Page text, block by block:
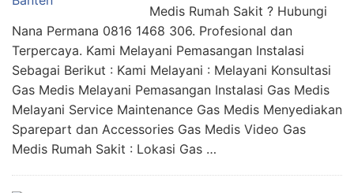
Medis Rumah Sakit ? Hubungi
Nana Permana 0816 1468 306. Profesional dan
Terpercaya. Kami Melayani Pemasangan Instalasi
Sebagai Berikut : Kami Melayani : Melayani Konsultasi
Gas Medis Melayani Pemasangan Instalasi Gas Medis
Melayani Service Maintenance Gas Medis Menyediakan
Sparepart dan Accessories Gas Medis Video Gas
Medis Rumah Sakit : Lokasi Gas …